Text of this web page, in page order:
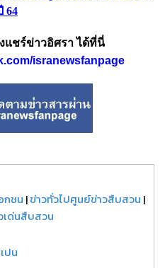
64
แชร์ข่าวอิศรา ได้ที่นี่
isranewsfanpage
กชน |ข่าวทั่วไปศูนย์ข่าวสืบสวน |
เด่นสืบสวน
ปน